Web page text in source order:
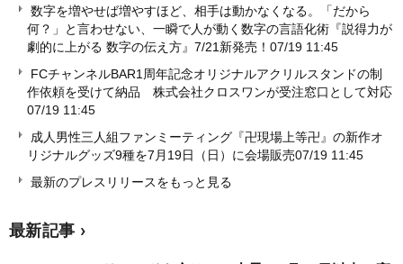
数字を増やせば増やすほど、相手は動かなくなる。「だから
何？」と言わせない、一瞬で人が動く数字の言語化術『説得力が
劇的に上がる 数字の伝え方』7/21新発売！ 07/19 11:45
FCチャンネルBAR1周年記念オリジナルアクリルスタンドの制
作依頼を受けて納品 株式会社クロスワンが受注窓口として対応
07/19 11:45
成人男性三人組ファンミーティング『卍現場上等卍』の新作オ
リジナルグッズ9種を7月19日（日）に会場販売07/19 11:45
最新のプレスリリースをもっと見る
最新記事